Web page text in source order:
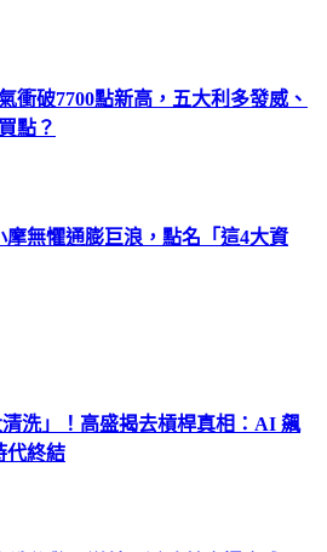
衝破7700點新高，五大利多發威、
點？
摩無懼通膨巨浪，點名「這4大資
洗」！高盛揭去槓桿真相：AI 飆
代終結